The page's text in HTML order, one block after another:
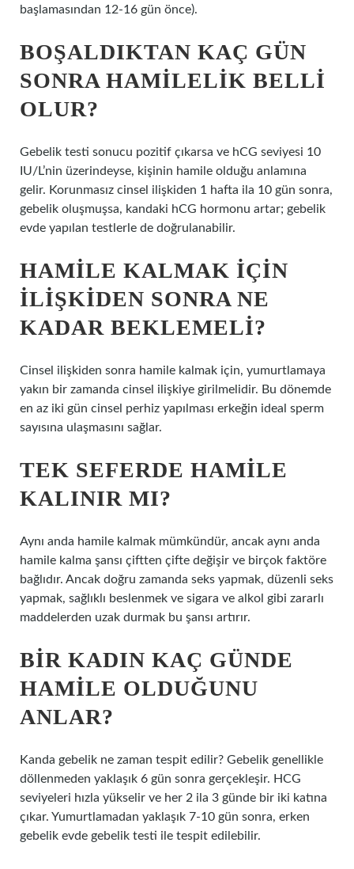
başlamasından 12-16 gün önce).
BOŞALDIKTAN KAÇ GÜN
SONRA HAMILELIK BELLI
OLUR?
Gebelik testi sonucu pozitif çıkarsa ve hCG seviyesi 10
IU/L’nin üzerindeyse, kişinin hamile olduğu anlamına
gelir. Korunmasız cinsel ilişkiden 1 hafta ila 10 gün sonra,
gebelik oluşmuşsa, kandaki hCG hormonu artar; gebelik
evde yapılan testlerle de doğrulanabilir.
HAMILE KALMAK IÇIN
ILIŞKIDEN SONRA NE
KADAR BEKLEMELI?
Cinsel ilişkiden sonra hamile kalmak için, yumurtlamaya
yakın bir zamanda cinsel ilişkiye girilmelidir. Bu dönemde
en az iki gün cinsel perhiz yapılması erkeğin ideal sperm
sayısına ulaşmasını sağlar.
TEK SEFERDE HAMILE
KALINIR MI?
Aynı anda hamile kalmak mümkündür, ancak aynı anda
hamile kalma şansı çiftten çifte değişir ve birçok faktöre
bağlıdır. Ancak doğru zamanda seks yapmak, düzenli seks
yapmak, sağlıklı beslenmek ve sigara ve alkol gibi zararlı
maddelerden uzak durmak bu şansı artırır.
BIR KADIN KAÇ GÜNDE
HAMILE OLDUĞUNU
ANLAR?
Kanda gebelik ne zaman tespit edilir? Gebelik genellikle
döllenmeden yaklaşık 6 gün sonra gerçekleşir. HCG
seviyeleri hızla yükselir ve her 2 ila 3 günde bir iki katına
çıkar. Yumurtlamadan yaklaşık 7-10 gün sonra, erken
gebelik evde gebelik testi ile tespit edilebilir.